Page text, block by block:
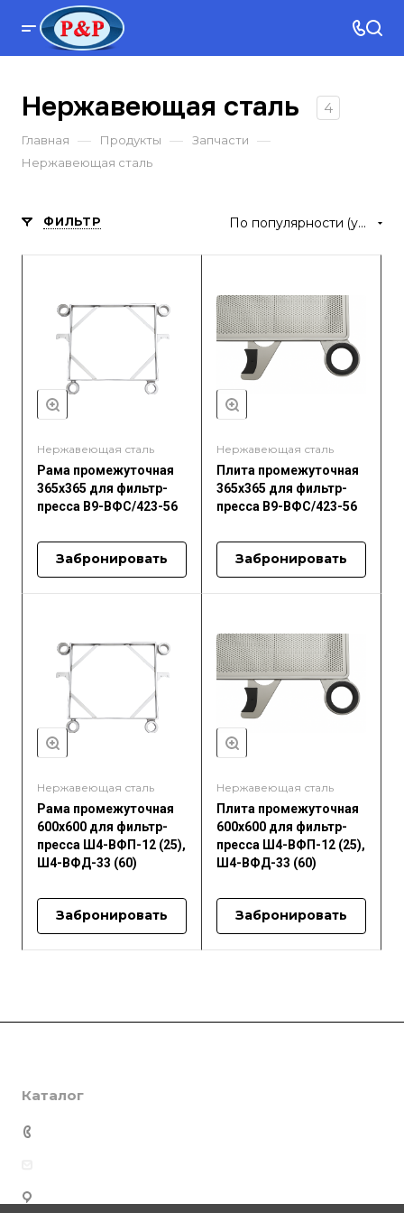
Нержавеющая сталь 4
Главная — Продукты — Запчасти —
Нержавеющая сталь
ФИЛЬТР По популярности (убывание)
Нержавеющая сталь
Рама промежуточная
365x365 для фильтр-
пресса В9-ВФС/423-56
Забронировать
Нержавеющая сталь
Плита промежуточная
365x365 для фильтр-
пресса В9-ВФС/423-56
Забронировать
Нержавеющая сталь
Рама промежуточная
600x600 для фильтр-
пресса Ш4-ВФП-12 (25),
Ш4-ВФД-33 (60)
Забронировать
Нержавеющая сталь
Плита промежуточная
600x600 для фильтр-
пресса Ш4-ВФП-12 (25),
Ш4-ВФД-33 (60)
Забронировать
О компании
Реквизиты
Каталог
Фильтр-пресса для тонкой фильтрации
Фильтр-пресса экологические